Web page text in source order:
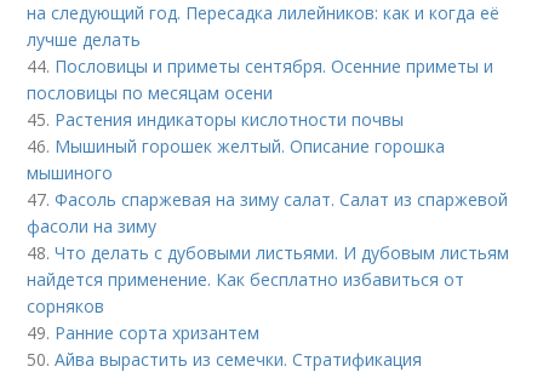
на следующий год. Пересадка лилейников: как и когда её
лучше делать
44. Пословицы и приметы сентября. Осенние приметы и
пословицы по месяцам осени
45. Растения индикаторы кислотности почвы
46. Мышиный горошек желтый. Описание горошка
мышиного
47.Фасоль спаржевая на зиму салат. Салат из спаржевой
фасоли на зиму
48.Что делать с дубовыми листьями. И дубовым листьям
найдется применение. Как бесплатно избавиться от
сорняков
49. Ранние сорта хризантем
50.Айва вырастить из семечки. Стратификация